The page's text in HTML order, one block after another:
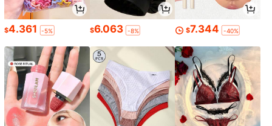
$4.361 -5% $6.063 -8% $7.344 -40%